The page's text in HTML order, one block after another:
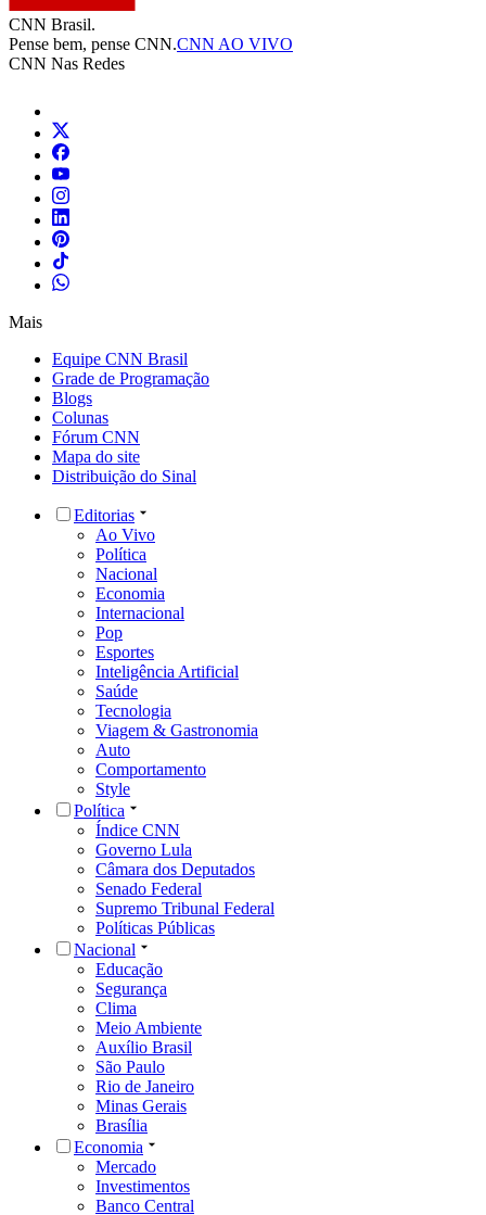
CNN Brasil.
Pense bem, pense CNN.CNN AO VIVO
CNN Nas Redes
Mais
Equipe CNN Brasil
Grade de Programação
Blogs
Colunas
Fórum CNN
Mapa do site
Distribuição do Sinal
Editorias
Ao Vivo
Política
Nacional
Economia
Internacional
Pop
Esportes
Inteligência Artificial
Saúde
Tecnologia
Viagem & Gastronomia
Auto
Comportamento
Style
Política
Índice CNN
Governo Lula
Câmara dos Deputados
Senado Federal
Supremo Tribunal Federal
Políticas Públicas
Nacional
Educação
Segurança
Clima
Meio Ambiente
Auxílio Brasil
São Paulo
Rio de Janeiro
Minas Gerais
Brasília
Economia
Mercado
Investimentos
Banco Central